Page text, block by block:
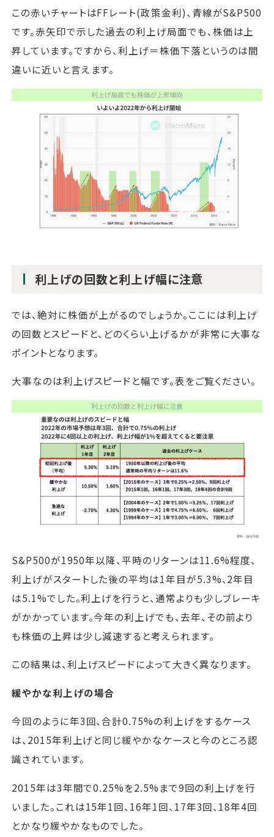
この赤いチャートはFFレート(政策金利)、青線がS&P500
です。赤矢印で示した過去の利上げ局面でも、株価は上
昇しています。ですから、利上げ＝株価下落というのは間
違いに近いと言えます。
利上げの回数と利上げ幅に注意
では、絶対に株価が上がるのでしょうか。ここには利上げ
の回数とスピードと、どのくらい上げるかが非常に大事な
ポイントとなります。
大事なのは利上げスピードと幅です。表をご覧ください。
S&P500が1950年以降、平時のリターンは11.6%程度、
利上げがスタートした後の平均は1年目が5.3%、2年目
は5.1%でした。利上げを行うと、通常よりも少しブレーキ
がかかっています。今年の利上げでも、去年、その前より
も株価の上昇は少し減速すると考えられます。
この結果は、利上げスピードによって大きく異なります。
緩やかな利上げの場合
今回のように年3回、合計0.75%の利上げをするケース
は、2015年利上げと同じ緩やかなケースと今のところ認
識されています。
2015年は3年間で0.25%を2.5%まで9回の利上げを行
いました。これは15年1回、16年1回、17年3回、18年4回
とかなり緩やかなものでした。